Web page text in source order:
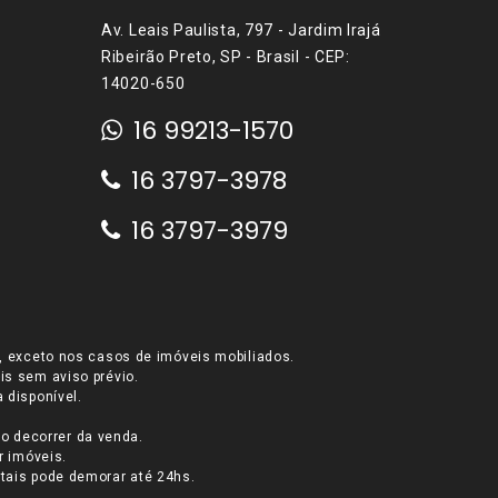
Av. Leais Paulista, 797 - Jardim Irajá
Ribeirão Preto, SP - Brasil - CEP:
14020-650
16 99213-1570
16 3797-3978
16 3797-3979
nos casos de imóveis mobiliados.
sem aviso prévio.
disponível.
decorrer da venda.
imóveis.
pode demorar até 24hs.